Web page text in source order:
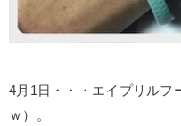
4月1日・・・エイプリルフ
ｗ）。